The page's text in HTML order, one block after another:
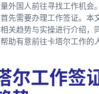
外国人前往寻找工作机会
先需要办理工作签证。本
关趋势与实操进行介绍，
助有意前往卡塔尔工作的
尔工作签